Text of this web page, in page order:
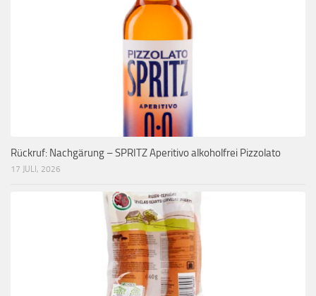
Rückruf: Nachgärung – SPRITZ Aperitivo alkoholfrei Pizzolato
17 JULI, 2026